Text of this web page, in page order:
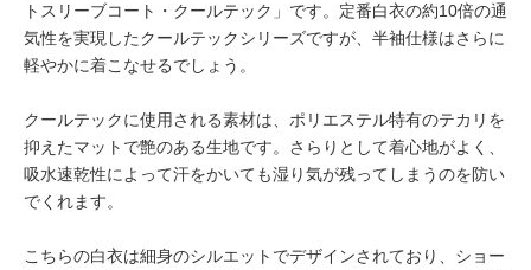
トスリーブコート・クールテック」です。定番白衣の約10倍の通
気性を実現したクールテックシリーズですが、半袖仕様はさらに
軽やかに着こなせるでしょう。
クールテックに使用される素材は、ポリエステル特有のテカリを
抑えたマットで艶のある生地です。さらりとして着心地がよく、
吸水速乾性によって汗をかいても湿り気が残ってしまうのを防い
でくれます。
こちらの白衣は細身のシルエットでデザインされており、ショー